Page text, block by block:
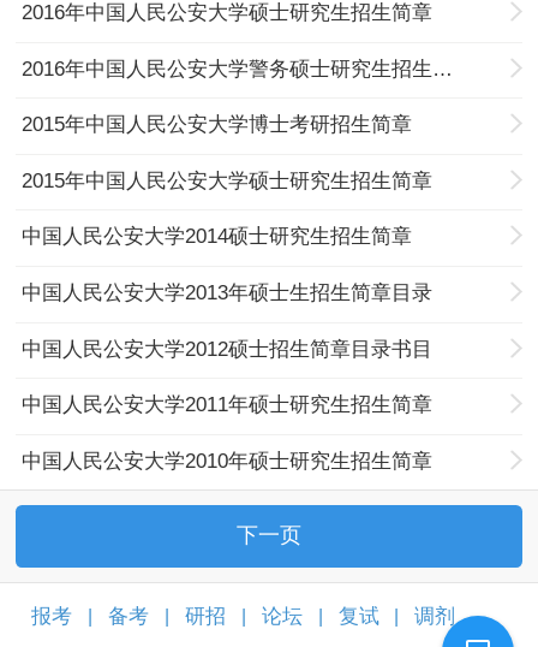
2016年中国人民公安大学硕士研究生招生简章
2016年中国人民公安大学警务硕士研究生招生简章
2015年中国人民公安大学博士考研招生简章
2015年中国人民公安大学硕士研究生招生简章
中国人民公安大学2014硕士研究生招生简章
中国人民公安大学2013年硕士生招生简章目录
中国人民公安大学2012硕士招生简章目录书目
中国人民公安大学2011年硕士研究生招生简章
中国人民公安大学2010年硕士研究生招生简章
下一页
报考 备考 研招 论坛 复试 调剂